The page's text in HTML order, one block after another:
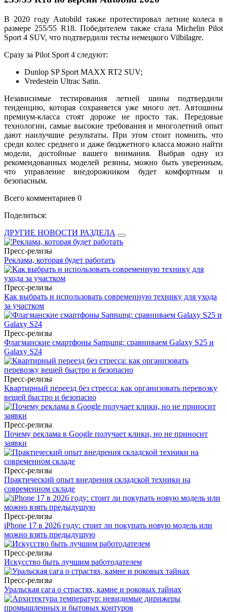
В 2020 году Autobild также протестировал летние колеса в
размере 255/55 R18. Победителем также стала Michelin Pilot
Sport 4 SUV, что подтвердили тесты немецкого Vilbilagre.
Сразу за Pilot Sport 4 следуют:
Dunlop SP Sport MAXX RT2 SUV;
Vredestein Ultrac Satin.
Независимые тестирования летней шины подтвердили
тенденцию, которая сохраняется уже много лет. Автошины
премиум-класса стоят дороже не просто так. Передовые
технологии, самые высокие требования и многолетний опыт
дают наилучшие результаты. При этом стоит помнить, что
среди колес среднего и даже бюджетного класса можно найти
модели, достойные вашего внимания. Выбрав одну из
рекомендованных моделей резины, можно быть уверенным,
что управление внедорожником будет комфортным и
безопасным.
Всего комментариев 0
Поделиться:
ДРУГИЕ НОВОСТИ РАЗДЕЛА
Пресс-релизы
Реклама, которая будет работать
Пресс-релизы
Как выбрать и использовать современную технику для ухода
за участком
Пресс-релизы
Флагманские смартфоны Samsung: сравниваем Galaxy S25 и
Galaxy S24
Пресс-релизы
Квартирный переезд без стресса: как организовать перевозку
вещей быстро и безопасно
Пресс-релизы
Почему реклама в Google получает клики, но не приносит
заявки
Пресс-релизы
Практический опыт внедрения складской техники на
современном складе
Пресс-релизы
iPhone 17 в 2026 году: стоит ли покупать новую модель или
можно взять предыдущую
Пресс-релизы
Искусство быть лучшим работодателем
Пресс-релизы
Уральская сага о страстях, камне и роковых тайнах